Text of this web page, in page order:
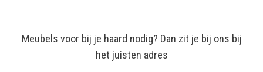
Meubels voor bij je haard nodig? Dan zit je bij ons bij
het juisten adres